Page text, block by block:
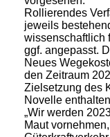
Rollierendes
jeweils
wissenschaftlich
ggf. angepasst.
Neues
den Zeitraum
Zielsetzung des
Novelle
„Wir werden
Maut